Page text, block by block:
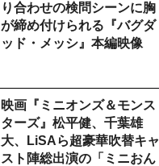
り合わせの検問シーンに胸
が締め付けられる『バグダ
ッド・メッシ』本編映像
映画『ミニオンズ＆モンス
ターズ』松平健、千葉雄
大、LiSAら超豪華吹替キャ
スト陣総出演の「ミニおん